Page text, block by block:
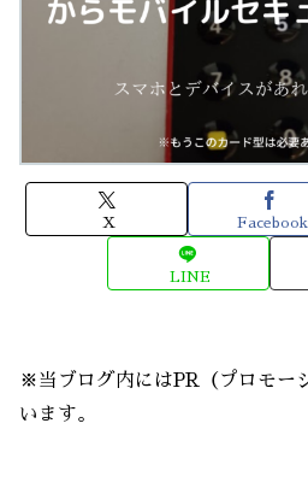
X Facebook
LINE
※当ブログ内にはPR（プロモー
います。